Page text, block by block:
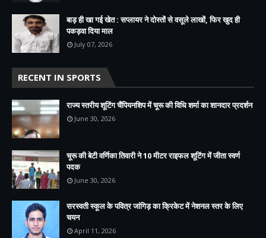
बाड़ ही खा गई खेत : सप्लायर ने दोस्तों से वसूले लाखों, फिर खुद ही
पकड़वा दिया माल
July 07, 2026
RECENT IN SPORTS
राज्य स्तरीय शूटिंग चैंपियनशिप में चूरू की विधि शर्मा का शानदार प्रदर्शन
June 30, 2026
चूरू की बेटी वर्णिका तिवारी ने 10 मीटर राइफल शूटिंग में जीता स्वर्ण
पदक
June 30, 2026
सरस्वती स्कूल के पवित्र जांगिड़ का क्रिकेट में नेशनल स्तर के लिए
चयन
April 11, 2026